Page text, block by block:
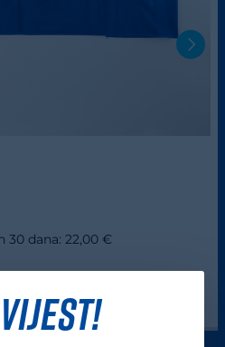
30 dana: 22,00 €